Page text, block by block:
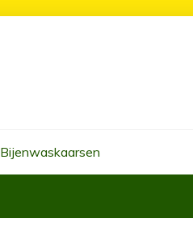
Bijenwaskaarsen